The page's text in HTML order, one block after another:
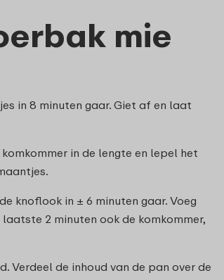
mie
in 8 minuten gaar. Giet af en laat
in de lengte en lepel het
knoflook in ± 6 minuten gaar. Voeg
2 minuten ook de komkommer,
Verdeel de inhoud van de pan over de